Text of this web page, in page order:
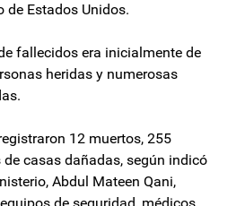
de Estados Unidos.
fallecidos era inicialmente de
heridas y numerosas
12 muertos, 255
de casas dañadas, según indicó
Abdul Mateen Qani,